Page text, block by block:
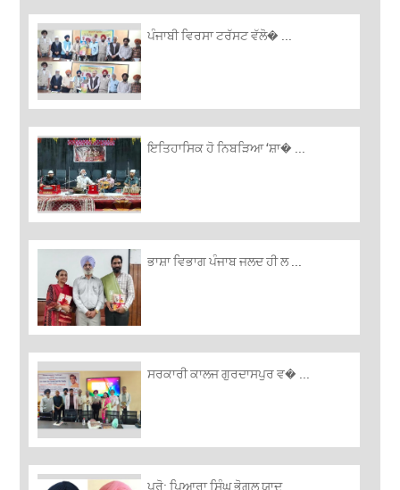
ਪੰਜਾਬੀ ਵਿਰਸਾ ਟਰੱਸਟ ਵੱਲੋ� ...
ਇਤਿਹਾਸਿਕ ਹੋ ਨਿਬੜਿਆ ‘ਸ਼ਾ� ...
ਭਾਸ਼ਾ ਵਿਭਾਗ ਪੰਜਾਬ ਜਲਦ ਹੀ ਲ ...
ਸਰਕਾਰੀ ਕਾਲਜ ਗੁਰਦਾਸਪੁਰ ਵ� ...
ਪ੍ਰੋ: ਪਿਆਰਾ ਸਿੰਘ ਭੋਗਲ ਯਾਦ ...